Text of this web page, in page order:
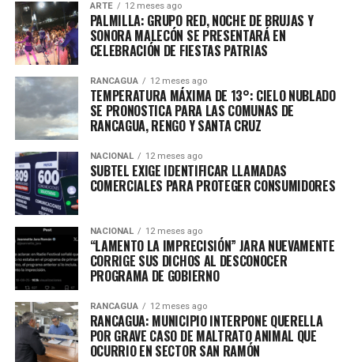
ARTE 12 meses ago
PALMILLA: GRUPO RED, NOCHE DE BRUJAS Y
SONORA MALECÓN SE PRESENTARÁ EN
CELEBRACIÓN DE FIESTAS PATRIAS
RANCAGUA 12 meses ago
TEMPERATURA MÁXIMA DE 13°: CIELO NUBLADO
SE PRONOSTICA PARA LAS COMUNAS DE
RANCAGUA, RENGO Y SANTA CRUZ
NACIONAL 12 meses ago
SUBTEL EXIGE IDENTIFICAR LLAMADAS
COMERCIALES PARA PROTEGER CONSUMIDORES
NACIONAL 12 meses ago
“LAMENTO LA IMPRECISIÓN” JARA NUEVAMENTE
CORRIGE SUS DICHOS AL DESCONOCER
PROGRAMA DE GOBIERNO
RANCAGUA 12 meses ago
RANCAGUA: MUNICIPIO INTERPONE QUERELLA
POR GRAVE CASO DE MALTRATO ANIMAL QUE
OCURRIO EN SECTOR SAN RAMÓN